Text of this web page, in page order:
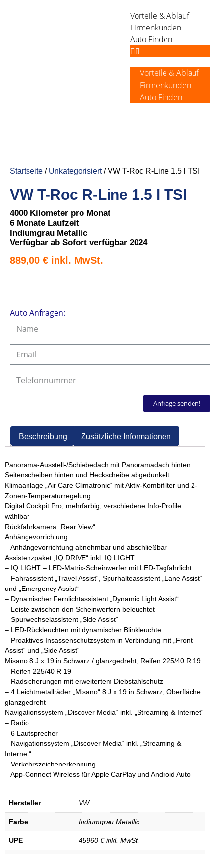
Vorteile & Ablauf
Firmenkunden
Auto Finden
Vorteile & Ablauf
Firmenkunden
Auto Finden
Startseite / Unkategorisiert/ VW T-Roc R-Line 1.5 l TSI
VW T-Roc R-Line 1.5 l TSI
4000 Kilometer pro Monat
6 Monate Laufzeit
Indiumgrau Metallic
Verfügbar ab Sofort verfügbar 2024
889,00 €
Auto Anfragen:
Anfrage senden!
Beschreibung Zusätzliche Informationen
Panorama-Ausstell-/Schiebedach mit Panoramadach hinten
Seitenscheiben hinten und Heckscheibe abgedunkelt
Klimaanlage „Air Care Climatronic“ mit Aktiv-Kombifilter und 2-
Zonen-Temperaturregelung
Digital Cockpit Pro, mehrfarbig, verschiedene Info-Profile
wählbar
Rückfahrkamera „Rear View“
Anhängevorrichtung
– Anhängevorrichtung abnehmbar und abschließbar
Assistenzpaket „IQ.DRIVE“ inkl. IQ.LIGHT
– IQ.LIGHT – LED-Matrix-Scheinwerfer mit LED-Tagfahrlicht
– Fahrassistent „Travel Assist“, Spurhalteassistent „Lane Assist“
und „Emergency Assist“
– Dynamischer Fernlichtassistent „Dynamic Light Assist“
– Leiste zwischen den Scheinwerfern beleuchtet
– Spurwechselassistent „Side Assist“
– LED-Rückleuchten mit dynamischer Blinkleuchte
– Proaktives Insassenschutzsystem in Verbindung mit „Front
Assist“ und „Side Assist“
Misano 8 J x 19 in Schwarz / glanzgedreht, Reifen 225/40 R 19
– Reifen 225/40 R 19
– Radsicherungen mit erweitertem Diebstahlschutz
– 4 Leichtmetallräder „Misano“ 8 J x 19 in Schwarz, Oberfläche
glanzgedreht
Navigationssystem „Discover Media“ inkl. „Streaming & Internet“
– Radio
– 6 Lautsprecher
– Navigationssystem „Discover Media“ inkl. „Streaming &
Internet“
– Verkehrszeichenerkennung
– App-Connect Wireless für Apple CarPlay und Android Auto
Hersteller VW
Farbe Indiumgrau Metallic
UPE 45960 € inkl. MwSt.